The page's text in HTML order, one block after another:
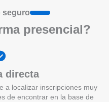
seguro
apresencial?
directa
a localizar inscripciones muy
de encontrar en la base de